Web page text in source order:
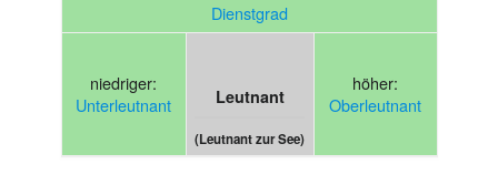
Dienstgrad
niedriger:
Unterleutnant
Leutnant
(Leutnant zur See)
höher:
Oberleutnant